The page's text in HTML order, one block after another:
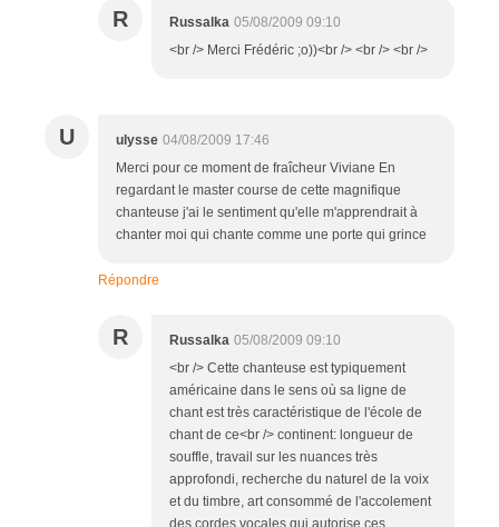
R Russalka 05/08/2009 09:10
<br /> Merci Frédéric ;o))<br /> <br /> <br />
U ulysse 04/08/2009 17:46
Merci pour ce moment de fraîcheur Viviane En
regardant le master course de cette magnifique
chanteuse j'ai le sentiment qu'elle m'apprendrait à
chanter moi qui chante comme une porte qui grince
Répondre
R Russalka 05/08/2009 09:10
<br /> Cette chanteuse est typiquement
américaine dans le sens où sa ligne de
chant est très caractéristique de l'école de
chant de ce<br /> continent: longueur de
souffle, travail sur les nuances très
approfondi, recherche du naturel de la voix
et du timbre, art consommé de l'accolement
des cordes vocales qui autorise ces